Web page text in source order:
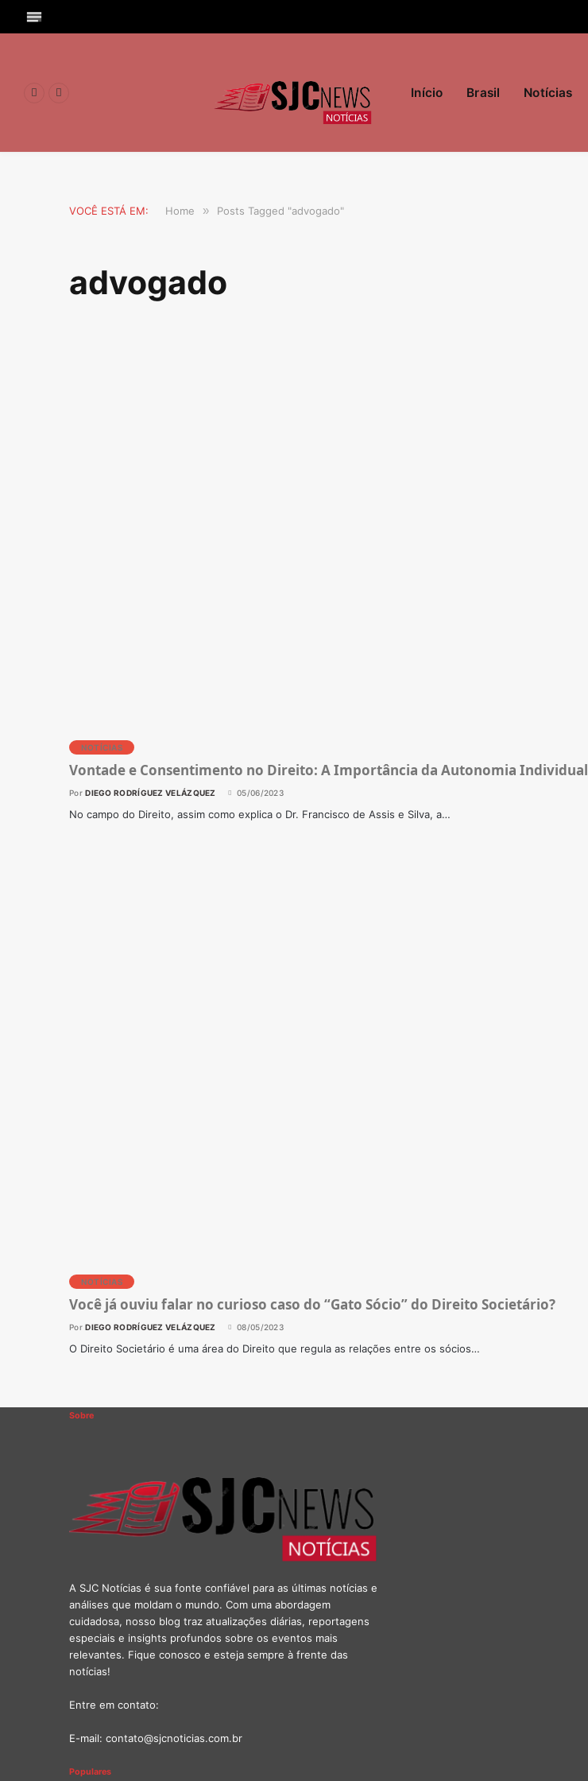
FacebookInstagram Início Brasil Notícias
VOCÊ ESTÁ EM: Home » Posts Tagged "advogado"
advogado
NOTÍCIAS
Vontade e Consentimento no Direito: A Importância da Autonomia Individual
Por DIEGO RODRÍGUEZ VELÁZQUEZ 05/06/2023
No campo do Direito, assim como explica o Dr. Francisco de Assis e Silva, a…
NOTÍCIAS
Você já ouviu falar no curioso caso do “Gato Sócio” do Direito Societário?
Por DIEGO RODRÍGUEZ VELÁZQUEZ 08/05/2023
O Direito Societário é uma área do Direito que regula as relações entre os sócios…
Sobre
A SJC Notícias é sua fonte confiável para as últimas notícias e
análises que moldam o mundo. Com uma abordagem
cuidadosa, nosso blog traz atualizações diárias, reportagens
especiais e insights profundos sobre os eventos mais
relevantes. Fique conosco e esteja sempre à frente das
notícias!
Entre em contato:
E-mail: contato@sjcnoticias.com.br
Populares